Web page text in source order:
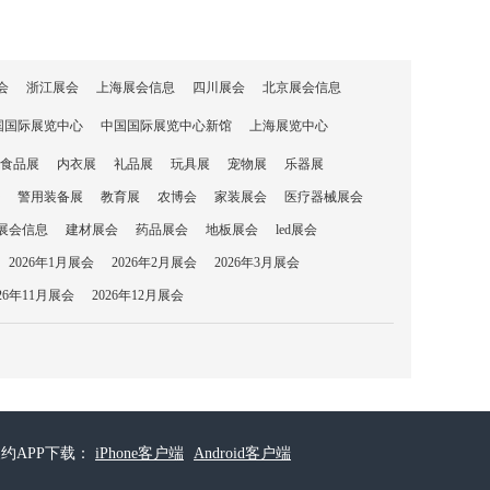
浙江展会 上海展会信息 四川展会 北京展会信息
国际展览中心 中国国际展览中心新馆 上海展览中心
品展 内衣展 礼品展 玩具展 宠物展 乐器展
警用装备展 教育展 农博会 家装展会 医疗器械展会
会信息 建材展会 药品展会 地板展会 led展会
2026年1月展会 2026年2月展会 2026年3月展会
年11月展会 2026年12月展会
APP下载： iPhone客户端 Android客户端